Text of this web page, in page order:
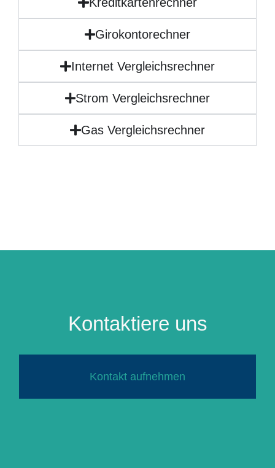
Girokontorechner
Internet Vergleichsrechner
Strom Vergleichsrechner
Gas Vergleichsrechner
Kontaktiere uns
Kontakt aufnehmen